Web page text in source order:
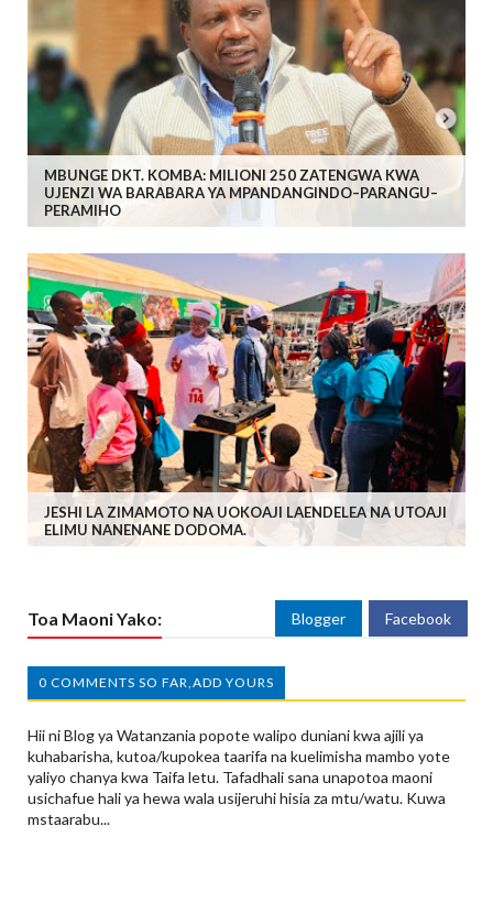
MBUNGE DKT. KOMBA: MILIONI 250 ZATENGWA KWA
UJENZI WA BARABARA YA MPANDANGINDO–PARANGU–
PERAMIHO
JESHI LA ZIMAMOTO NA UOKOAJI LAENDELEA NA UTOAJI
ELIMU NANENANE DODOMA.
Toa Maoni Yako: Blogger Facebook
0 COMMENTS SO FAR,ADD YOURS
Hii ni Blog ya Watanzania popote walipo duniani kwa ajili ya
kuhabarisha, kutoa/kupokea taarifa na kuelimisha mambo yote
yaliyo chanya kwa Taifa letu. Tafadhali sana unapotoa maoni
usichafue hali ya hewa wala usijeruhi hisia za mtu/watu. Kuwa
mstaarabu...